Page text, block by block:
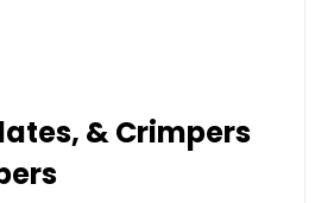
& Crimpers